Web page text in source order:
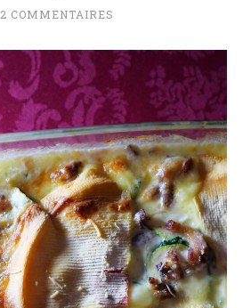
2 COMMENTAIRES